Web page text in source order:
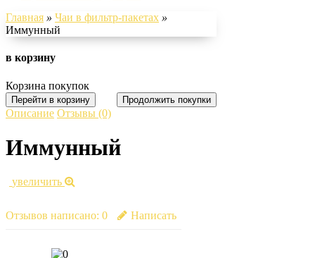
Главная » Чаи в фильтр-пакетах »
Иммунный
в корзину
Корзина покупок
Перейти в корзину Продолжить покупки
Описание Отзывы (0)
Иммунный
увеличить
Отзывов написано: 0 Написать